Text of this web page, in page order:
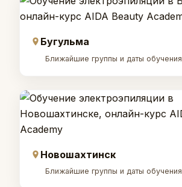
Бугульма
Ближайшие группы и даты обучения
Новошахтинск
Ближайшие группы и даты обучения